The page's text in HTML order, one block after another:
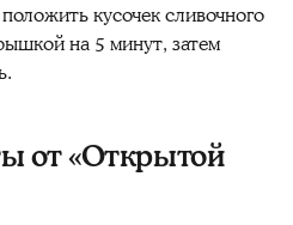
кусочек сливочного
на 5 минут, затем
от «Открытой